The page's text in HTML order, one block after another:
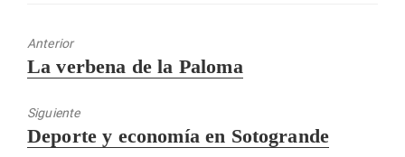
Anterior
Entrada
La verbena de la Paloma
Siguiente
Entrada
Deporte y economía en Sotogrande